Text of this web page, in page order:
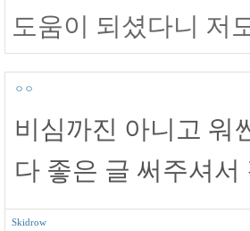
도움이 되셨다니 저
ㅇㅇ
비심까진 아니고 워
다 좋은 글 써주셔
Skidrow